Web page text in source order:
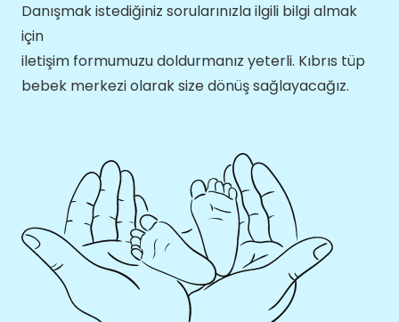
Danışmak istediğiniz sorularınızla ilgili bilgi almak
için
iletişim formumuzu doldurmanız yeterli. Kıbrıs tüp
bebek merkezi olarak size dönüş sağlayacağız.